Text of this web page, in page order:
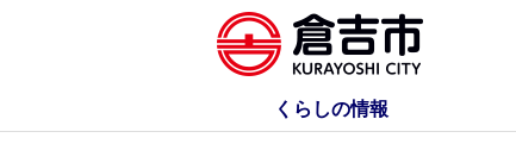
くらしの情報